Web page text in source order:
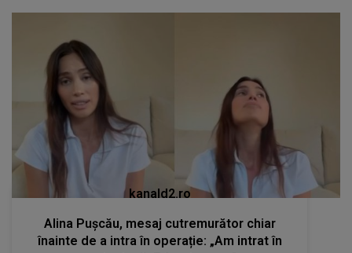
kanald2.ro
Alina Pușcău, mesaj cutremurător chiar
înainte de a intra în operație: „Am intrat în